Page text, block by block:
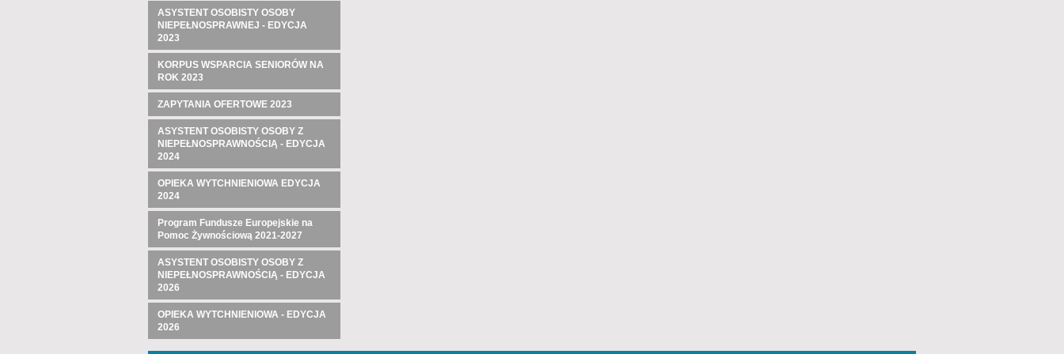
ASYSTENT OSOBISTY OSOBY
NIEPEŁNOSPRAWNEJ - EDYCJA
2023
KORPUS WSPARCIA SENIORÓW NA
ROK 2023
ZAPYTANIA OFERTOWE 2023
ASYSTENT OSOBISTY OSOBY Z
NIEPEŁNOSPRAWNOŚCIĄ - EDYCJA
2024
OPIEKA WYTCHNIENIOWA EDYCJA
2024
Program Fundusze Europejskie na
Pomoc Żywnościową 2021-2027
ASYSTENT OSOBISTY OSOBY Z
NIEPEŁNOSPRAWNOŚCIĄ - EDYCJA
2026
OPIEKA WYTCHNIENIOWA - EDYCJA
2026